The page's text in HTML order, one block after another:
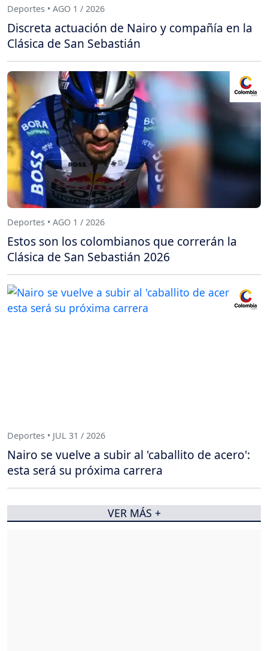
Deportes • AGO 1 / 2026
Discreta actuación de Nairo y compañía en la
Clásica de San Sebastián
Deportes • AGO 1 / 2026
Estos son los colombianos que correrán la
Clásica de San Sebastián 2026
Deportes • JUL 31 / 2026
Nairo se vuelve a subir al 'caballito de acero':
esta será su próxima carrera
VER MÁS +